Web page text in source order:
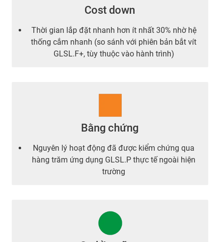
Cost down
Thời gian lắp đặt nhanh hơn ít nhất 30% nhờ hệ
thống cắm nhanh (so sánh với phiên bản bắt vít
GLSL.F+, tùy thuộc vào hành trình)
Bằng chứng
Nguyên lý hoạt động đã được kiểm chứng qua
hàng trăm ứng dụng GLSL.P thực tế ngoài hiện
trường